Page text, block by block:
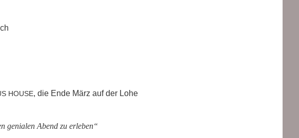
HOUSE, die Ende März auf der Lohe
genia­len Abend zu erleben“